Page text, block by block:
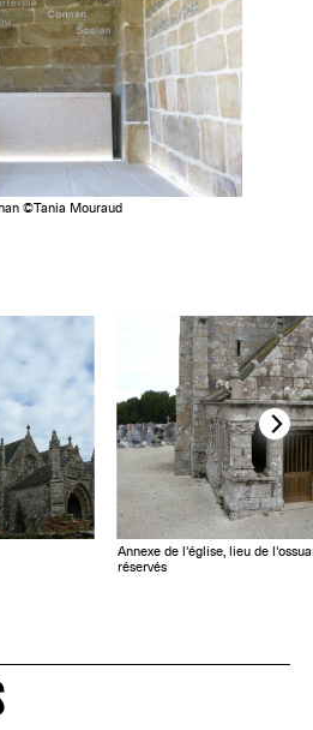
©Tania Mouraud
Annexe de l'église, lieu de
réservés